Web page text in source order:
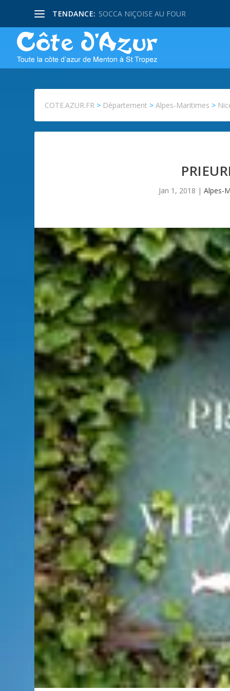
TENDANCE: SOCCA NIÇOISE AU FOUR
COTE.AZUR.FR > Département >Alpes-Maritimes >
Jan 1, 2018 |Alpes-